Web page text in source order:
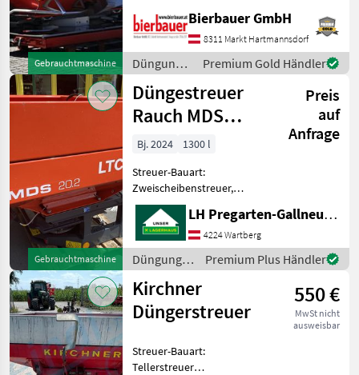
Gebrauchtmaschine
Grenzstreueinrichtung,
Streumengenverstellung
Die Maschine befindet sich
in einem dem Alter und der
Nutzung entsp
Bierbauer GmbH
8311 Markt Hartmannsdorf
Düngung
und
Beregnung
/ Rauch
Premium Gold Händler
Gebrauchtmaschine
Düngestreuer
Rauch MDS
Qantron A
Preis
auf
Anfrage
Bj. 2024
1300 l
Streuer-Bauart:
Zweischeibenstreuer,
Abdrehprobenset,
Grenzstreueinrichtung
elektr.
Einzelschieberbetättigung -
Geschwindigkeitsabhängig -
Bordrechner QUANTRON-A -
7
LH Pregarten-Gallneukirchen, Pregarten
4224 Wartberg
Düngung
und
Beregnung
/ Rauch
Premium Plus Händler
Kirchner
Düngerstreuer
550 €
MwSt nicht
ausweisbar
Streuer-Bauart:
Tellerstreuer